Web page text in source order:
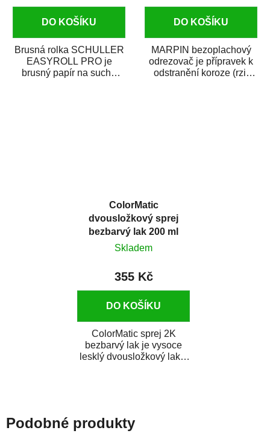
DO KOŠÍKU
Brusná rolka SCHULLER
EASYROLL PRO je
brusný papír na suché
DO KOŠÍKU
MARPIN bezoplachový
odrezovač je přípravek k
odstranění koroze (rzi)
ColorMatic
dvousložkový sprej
bezbarvý lak 200 ml
Skladem
355 Kč
DO KOŠÍKU
ColorMatic sprej 2K
bezbarvý lak je vysoce
lesklý dvousložkový lak s
Podobné produkty